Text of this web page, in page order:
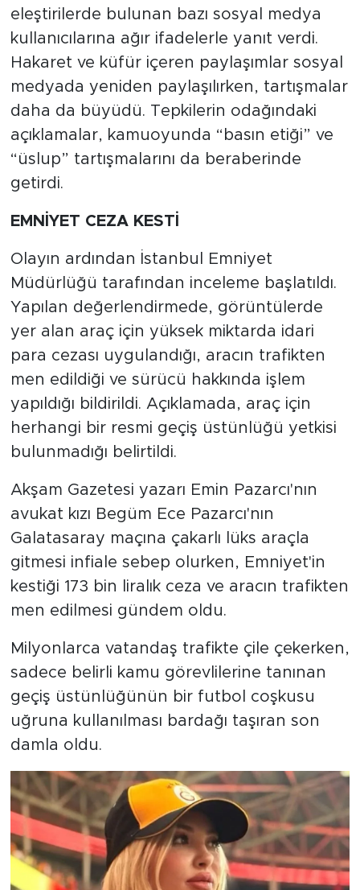
eleştirilerde bulunan bazı sosyal medya
kullanıcılarına ağır ifadelerle yanıt verdi.
Hakaret ve küfür içeren paylaşımlar sosyal
medyada yeniden paylaşılırken, tartışmalar
daha da büyüdü. Tepkilerin odağındaki
açıklamalar, kamuoyunda “basın etiği” ve
“üslup” tartışmalarını da beraberinde
getirdi.
EMNİYET CEZA KESTİ
Olayın ardından İstanbul Emniyet
Müdürlüğü tarafından inceleme başlatıldı.
Yapılan değerlendirmede, görüntülerde
yer alan araç için yüksek miktarda idari
para cezası uygulandığı, aracın trafikten
men edildiği ve sürücü hakkında işlem
yapıldığı bildirildi. Açıklamada, araç için
herhangi bir resmi geçiş üstünlüğü yetkisi
bulunmadığı belirtildi.
Akşam Gazetesi yazarı Emin Pazarcı'nın
avukat kızı Begüm Ece Pazarcı'nın
Galatasaray maçına çakarlı lüks araçla
gitmesi infiale sebep olurken, Emniyet'in
kestiği 173 bin liralık ceza ve aracın trafikten
men edilmesi gündem oldu.
Milyonlarca vatandaş trafikte çile çekerken,
sadece belirli kamu görevlilerine tanınan
geçiş üstünlüğünün bir futbol coşkusu
uğruna kullanılması bardağı taşıran son
damla oldu.